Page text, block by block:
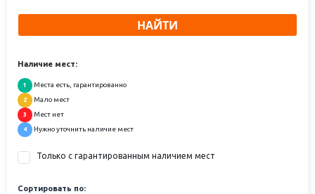
НАЙТИ
Наличие мест:
1 Места есть, гарантированно
2 Мало мест
3 Мест нет
4 Нужно уточнить наличие мест
Только с гарантированным наличием мест
Сортировать по: